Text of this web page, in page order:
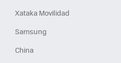
Xataka Movilidad
Samsung
China